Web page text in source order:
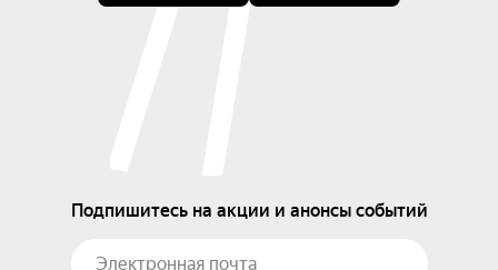
Подпишитесь на акции и анонсы событий